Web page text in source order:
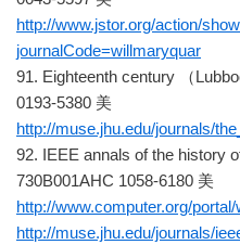
http://www.jstor.org/action/
journalCode=willmaryquar
91. Eighteenth century （
0193-5380 美
http://muse.jhu.edu/journals/
92. IEEE annals of the history
730B001AHC 1058-6180 美
http://www.computer.org/
http://muse.jhu.edu/journals/